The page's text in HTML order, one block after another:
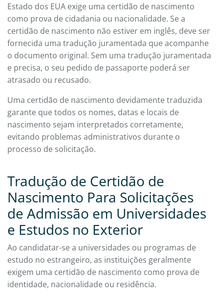
Estado dos EUA exige uma certidão de nascimento
como prova de cidadania ou nacionalidade. Se a
certidão de nascimento não estiver em inglês, deve ser
fornecida uma tradução juramentada que acompanhe
o documento original. Sem uma tradução juramentada
e precisa, o seu pedido de passaporte poderá ser
atrasado ou recusado.
Uma certidão de nascimento devidamente traduzida
garante que todos os nomes, datas e locais de
nascimento sejam interpretados corretamente,
evitando problemas administrativos durante o
processo de solicitação.
Tradução de Certidão de
Nascimento Para Solicitações
de Admissão em Universidades
e Estudos no Exterior
Ao candidatar-se a universidades ou programas de
estudo no estrangeiro, as instituições geralmente
exigem uma certidão de nascimento como prova de
identidade, nacionalidade ou residência.